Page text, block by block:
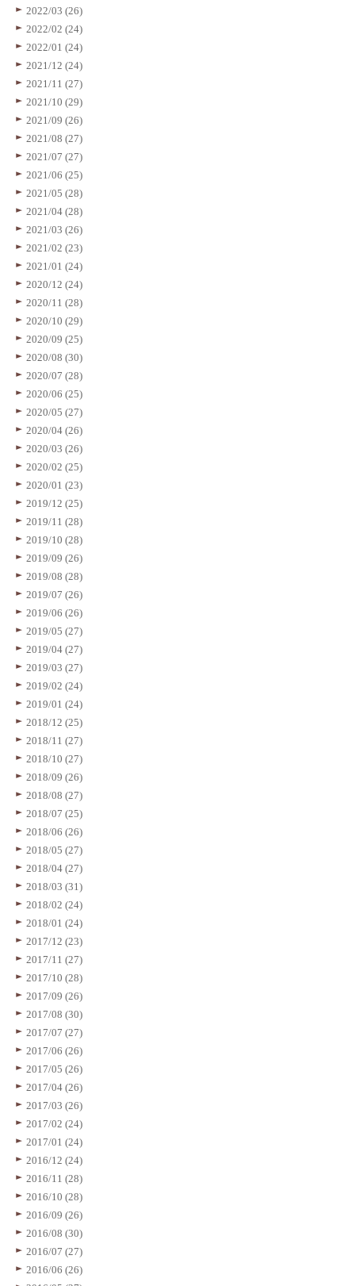
2022/03 (26)
2022/02 (24)
2022/01 (24)
2021/12 (24)
2021/11 (27)
2021/10 (29)
2021/09 (26)
2021/08 (27)
2021/07 (27)
2021/06 (25)
2021/05 (28)
2021/04 (28)
2021/03 (26)
2021/02 (23)
2021/01 (24)
2020/12 (24)
2020/11 (28)
2020/10 (29)
2020/09 (25)
2020/08 (30)
2020/07 (28)
2020/06 (25)
2020/05 (27)
2020/04 (26)
2020/03 (26)
2020/02 (25)
2020/01 (23)
2019/12 (25)
2019/11 (28)
2019/10 (28)
2019/09 (26)
2019/08 (28)
2019/07 (26)
2019/06 (26)
2019/05 (27)
2019/04 (27)
2019/03 (27)
2019/02 (24)
2019/01 (24)
2018/12 (25)
2018/11 (27)
2018/10 (27)
2018/09 (26)
2018/08 (27)
2018/07 (25)
2018/06 (26)
2018/05 (27)
2018/04 (27)
2018/03 (31)
2018/02 (24)
2018/01 (24)
2017/12 (23)
2017/11 (27)
2017/10 (28)
2017/09 (26)
2017/08 (30)
2017/07 (27)
2017/06 (26)
2017/05 (26)
2017/04 (26)
2017/03 (26)
2017/02 (24)
2017/01 (24)
2016/12 (24)
2016/11 (28)
2016/10 (28)
2016/09 (26)
2016/08 (30)
2016/07 (27)
2016/06 (26)